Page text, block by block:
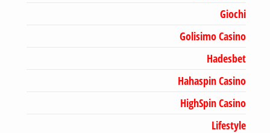
Giochi
Golisimo Casino
Hadesbet
Hahaspin Casino
HighSpin Casino
Lifestyle